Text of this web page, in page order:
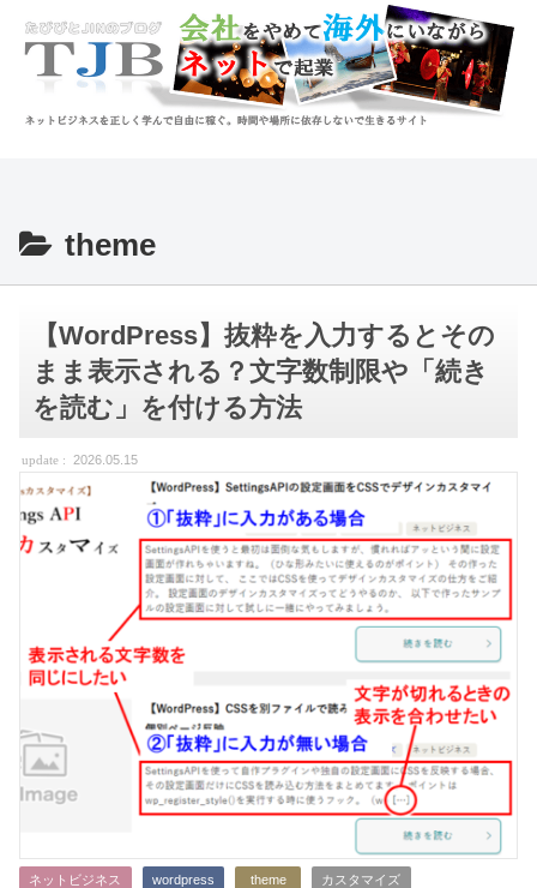
theme
【WordPress】抜粋を入力するとその
まま表示される？文字数制限や「続き
を読む」を付ける方法
2026.05.15
ネットビジネス wordpress theme カスタマイズ